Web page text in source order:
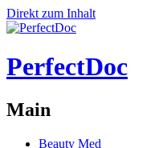
Direkt zum Inhalt
PerfectDoc
Main
Beauty Med